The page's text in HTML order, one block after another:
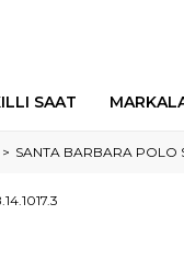
SAAT
SANTA BARBARA POLO